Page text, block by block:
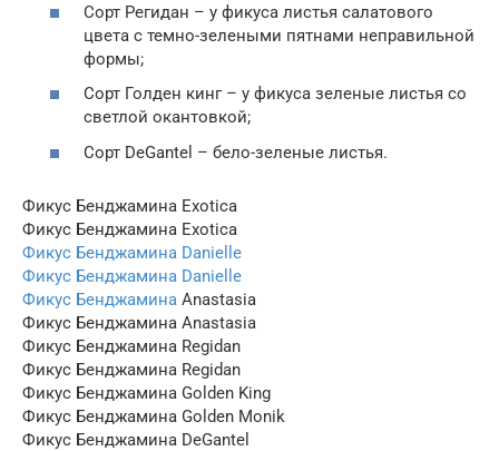
Сорт Регидан – у фикуса листья салатового
цвета с темно-зелеными пятнами неправильной
формы;
Сорт Голден кинг – у фикуса зеленые листья со
светлой окантовкой;
Сорт DeGantel – бело-зеленые листья.
Фикус Бенджамина Exotica
Фикус Бенджамина Exotica
Фикус Бенджамина Danielle
Фикус Бенджамина Danielle
Фикус Бенджамина Anastasia
Фикус Бенджамина Anastasia
Фикус Бенджамина Regidan
Фикус Бенджамина Regidan
Фикус Бенджамина Golden King
Фикус Бенджамина Golden Monik
Фикус Бенджамина DeGantel